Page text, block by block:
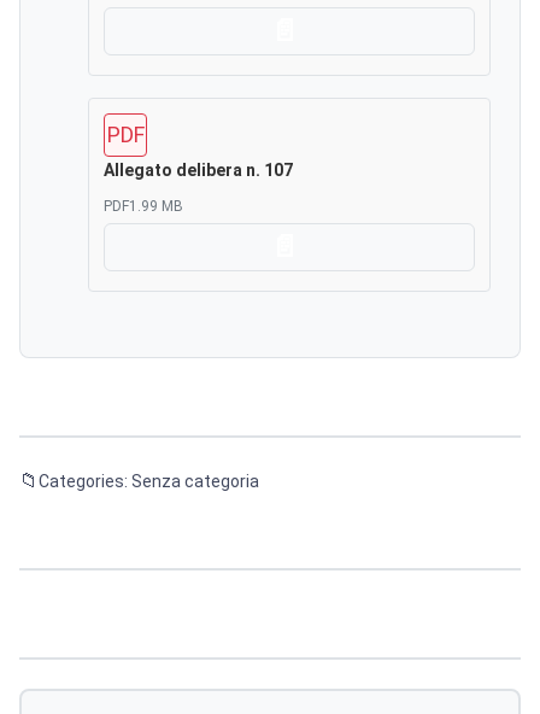
PDF
Allegato delibera n. 107
PDF1.99 MB
Categories: Senza categoria